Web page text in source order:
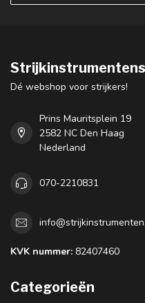
Dé webshop voor strijkers!
Prins Mauritsplein 19
2582 NC Den Haag
Nederland
070-2210831
KVK nummer: 82407460
Categorieën